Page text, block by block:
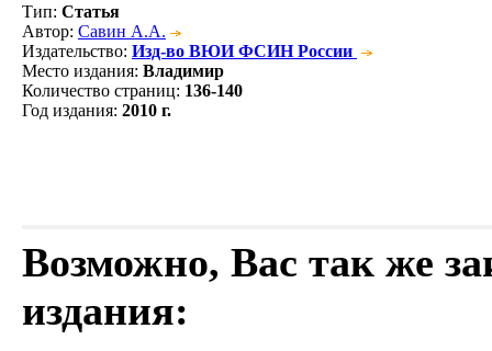
Тип: Статья
Автор: Савин А.А.
Издательство: Изд-во ВЮИ ФСИН России
Место издания: Владимир
Количество страниц: 136-140
Год издания: 2010 г.
Возможно, Вас так же
издания: